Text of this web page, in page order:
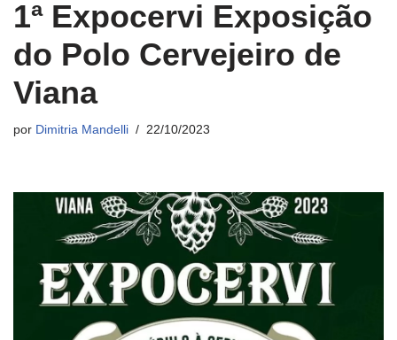
1ª Expocervi Exposição
do Polo Cervejeiro de
Viana
por Dimitria Mandelli 22/10/2023